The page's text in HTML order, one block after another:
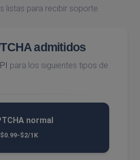
listas para recibir soporte.
admitidos
para los siguientes tipos de
normal
$0.99-$2/1K